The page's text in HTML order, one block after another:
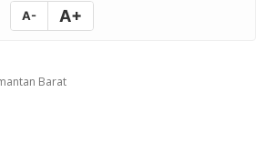
A- A+
Barat